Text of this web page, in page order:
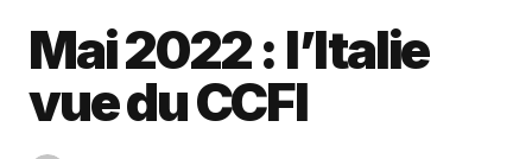
Mai 2022 : l’Italie
vue du CCFI